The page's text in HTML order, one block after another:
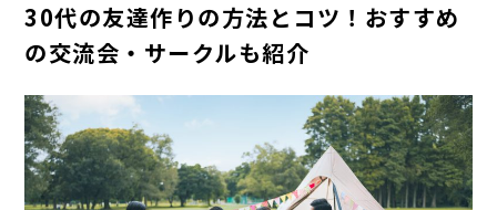
30代の友達作りの方法とコツ！おすすめ
の交流会・サークルも紹介